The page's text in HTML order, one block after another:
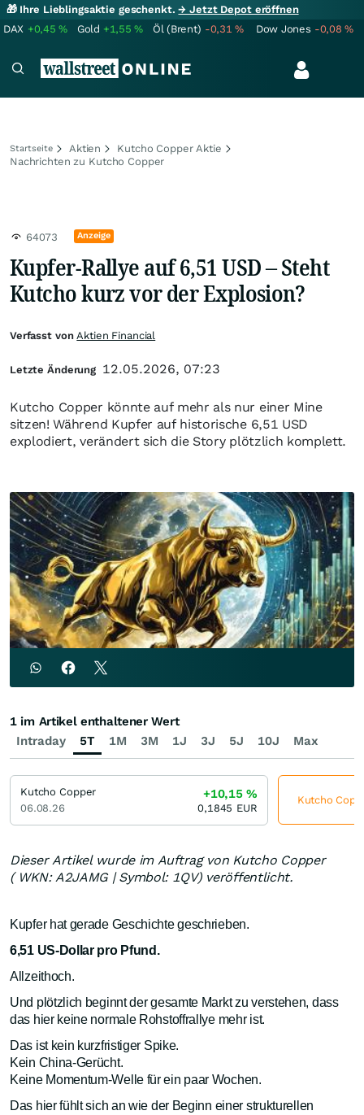
🎁 Ihre Lieblingsaktie geschenkt.→ Jetzt Depot eröffnen
DAX +0,45% Gold +1,55% Öl (Brent) -0,31% Dow Jones -0,08%
Startseite Aktien
Kutcho Copper Aktie
Nachrichten zu Kutcho Copper
64073 Anzeige
Kupfer-Rallye auf 6,51 USD – Steht
Kutcho kurz vor der Explosion?
Kutcho Copper könnte auf mehr als nur einer Mine
sitzen! Während Kupfer auf historische 6,51 USD
explodiert, verändert sich die Story plötzlich komplett.
Dieser Artikel wurde im Auftrag von Kutcho Copper
( WKN: A2JAMG | Symbol: 1QV) veröffentlicht.
Kupfer hat gerade Geschichte geschrieben.
6,51 US-Dollar pro Pfund.
Allzeithoch.
Und plötzlich beginnt der gesamte Markt zu verstehen, dass
das hier keine normale Rohstoffrallye mehr ist.
Das ist kein kurzfristiger Spike.
Kein China-Gerücht.
Keine Momentum-Welle für ein paar Wochen.
Das hier fühlt sich an wie der Beginn einer strukturellen
Verfasst vonAktien Financial
Letzte Änderung 12.05.2026, 07:23
Intraday 5T 1M 3M 1J 3J 5J 10J Max
1 im Artikel enthaltener Wert
Kutcho Copper
06.08.26
+10,15%
0,1845 EUR
Kutcho